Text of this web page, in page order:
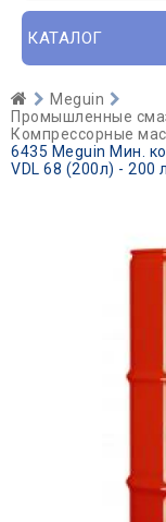
КАТАЛОГ
Meguin
Промышленные
Компрессорные
6435 Meguin Мин.
VDL 68 (200л) - 200 л